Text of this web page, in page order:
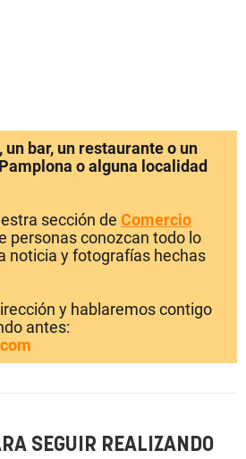
bar, un restaurante o un
o alguna localidad
sección de Comercio
personas conozcan todo lo
noticia y fotografías hechas
y hablaremos contigo
antes:
SEGUIR REALIZANDO